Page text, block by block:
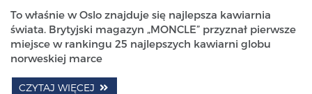
To właśnie w Oslo znajduje się najlepsza kawiarnia
świata. Brytyjski magazyn „MONCLE” przyznał pierwsze
miejsce w rankingu 25 najlepszych kawiarni globu
norweskiej marce
CZYTAJ WIĘCEJ